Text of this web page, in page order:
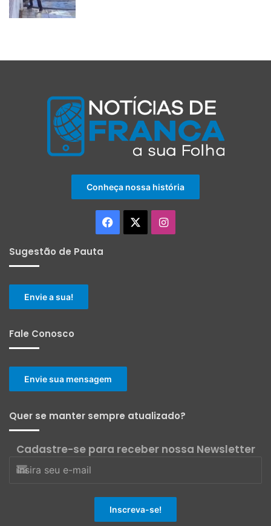
Conheça nossa história
Facebook Instagram
Sugestão de Pauta
Envie a sua!
Fale Conosco
Envie sua mensagem
Quer se manter sempre atualizado?
Cadastre-se para receber nossa Newsletter